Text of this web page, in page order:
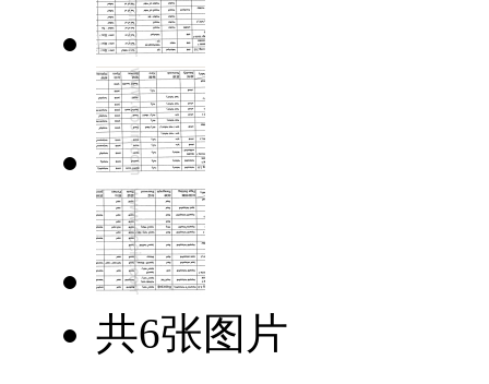
共6张图片